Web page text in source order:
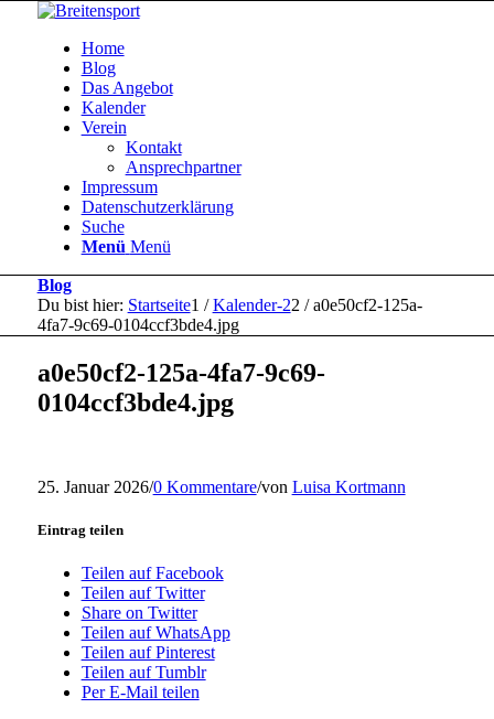
Home
Blog
Das Angebot
Kalender
Verein
Kontakt
Ansprechpartner
Impressum
Datenschutzerklärung
Suche
Menü Menü
Blog
Du bist hier: Startseite1 / Kalender-22 / a0e50cf2-125a-
4fa7-9c69-0104ccf3bde4.jpg
a0e50cf2-125a-4fa7-9c69-
0104ccf3bde4.jpg
25. Januar 2026/0 Kommentare/von Luisa Kortmann
Eintrag teilen
Teilen auf Facebook
Teilen auf Twitter
Share on Twitter
Teilen auf WhatsApp
Teilen auf Pinterest
Teilen auf Tumblr
Per E-Mail teilen